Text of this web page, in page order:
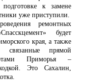
к замене
уже приступили.
ремонтных
будет
края, а также
связанные прямой
Приморья –
Это Сахалин,